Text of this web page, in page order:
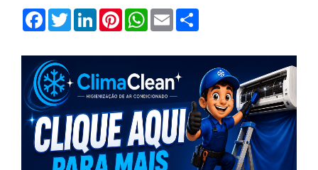
FacebookTwitterLinkedInPinterestWhatsApp
Email